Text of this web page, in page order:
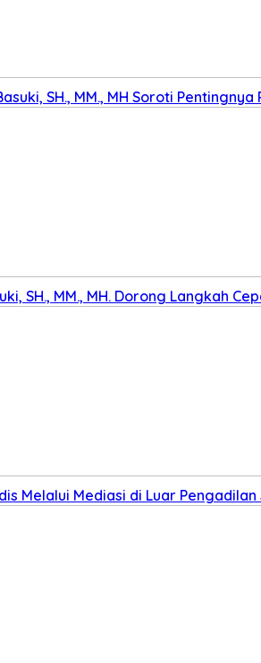
SH., MM., MH Soroti Pentingnya
SH., MM., MH. Dorong Langkah
Melalui Mediasi di Luar Pengadilan